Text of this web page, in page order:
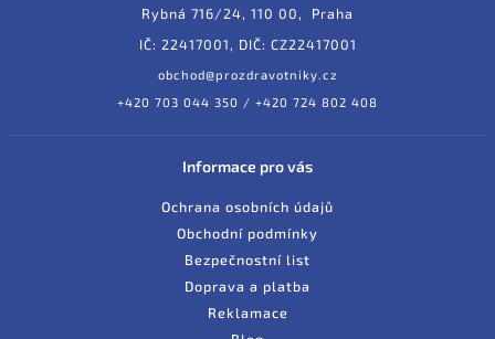
Rybná 716/24, 110 00, Praha
IČ: 22417001, DIČ: CZ22417001
obchod@prozdravotniky.cz
+420 703 044 350 / +420 724 802 408
Informace pro vás
Ochrana osobních údajů
Obchodní podmínky
Bezpečnostní list
Doprava a platba
Reklamace